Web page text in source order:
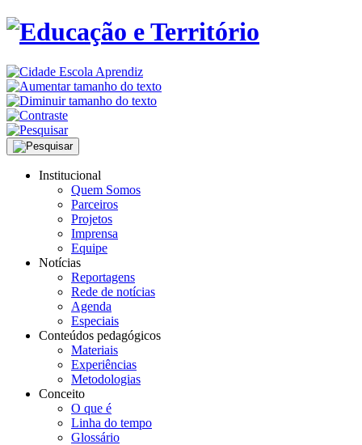
Institucional
Quem Somos
Parceiros
Projetos
Imprensa
Equipe
Notícias
Reportagens
Rede de notícias
Agenda
Especiais
Conteúdos pedagógicos
Materiais
Experiências
Metodologias
Conceito
O que é
Linha do tempo
Glossário